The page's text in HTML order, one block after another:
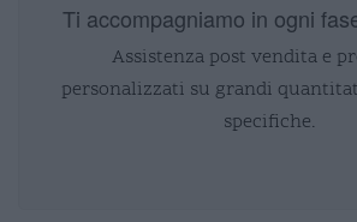
Ti accompagniamo in ogni
Assistenza post vendita e
personalizzati su grandi
specifiche.